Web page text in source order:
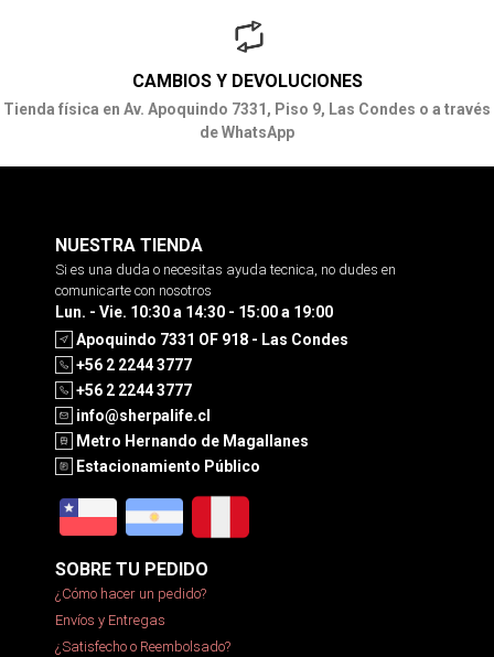
CAMBIOS Y DEVOLUCIONES
Tienda física en Av. Apoquindo 7331, Piso 9, Las Condes o a través
de WhatsApp
NUESTRA TIENDA
Si es una duda o necesitas ayuda tecnica, no dudes en
comunicarte con nosotros
Lun. - Vie. 10:30 a 14:30 - 15:00 a 19:00
Apoquindo 7331 OF 918 - Las Condes
+56 2 2244 3777
+56 2 2244 3777
info@sherpalife.cl
Metro Hernando de Magallanes
Estacionamiento Público
SOBRE TU PEDIDO
¿Cómo hacer un pedido?
Envíos y Entregas
¿Satisfecho o Reembolsado?